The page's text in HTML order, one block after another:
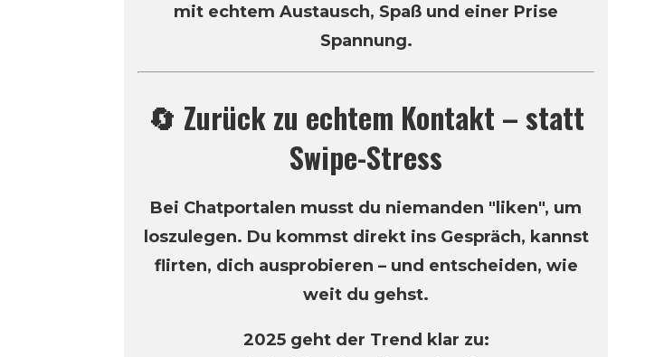
mit echtem Austausch, Spaß und einer Prise
Spannung.
🔄 Zurück zu echtem Kontakt – statt
Swipe-Stress
Bei Chatportalen musst du niemanden "liken", um
loszulegen. Du kommst direkt ins Gespräch, kannst
flirten, dich ausprobieren – und entscheiden, wie
weit du gehst.
2025 geht der Trend klar zu: